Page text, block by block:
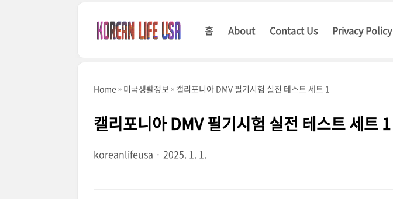
홈 About Contact Us Privacy Policy
Home 미국생활정보 캘리포니아 DMV 필기시험 실전 테스트 세트 1
캘리포니아 DMV 필기시험 실전 테스트 세트 1
koreanlifeusa 2025. 1. 1.